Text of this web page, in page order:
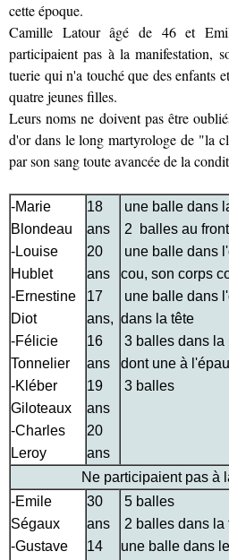
cette époque.
Camille Latour âgé de 46 et
participaient pas à la manifestation,
tuerie qui n'a touché que des enfants
quatre jeunes filles.
Leurs noms ne doivent pas être
d'or dans le long martyrologe de "la
par son sang toute avancée de la
-Marie
Blondeau
-Louise
Hublet
-Ernestine
Diot
-Félicie
Tonnelier
-Kléber
Giloteaux
-Charles
Leroy
18
ans
20
ans
17
ans,
16
ans
19
ans
20
ans
une balle dans
2 balles au
une balle dans
cou, son corps
une balle dans
dans la tête
3 balles dans la
dont une à
3 balles
Ne participaient pas à
-Emile
Ségaux
-Gustave
30
ans
14
5 balles
2 balles dans la
une balle dans